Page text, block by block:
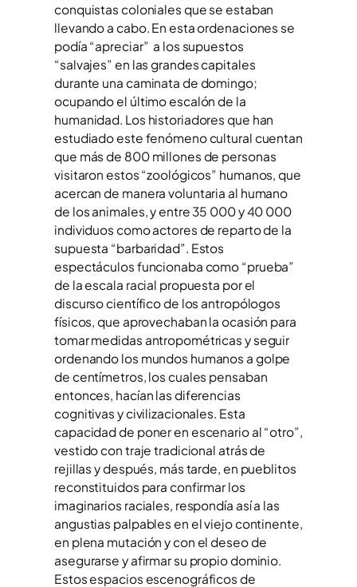
conquistas coloniales que se estaban
llevando a cabo. En esta ordenaciones se
podía “apreciar” a los supuestos
“salvajes” en las grandes capitales
durante una caminata de domingo;
ocupando el último escalón de la
humanidad. Los historiadores que han
estudiado este fenómeno cultural cuentan
que más de 800 millones de personas
visitaron estos “zoológicos” humanos, que
acercan de manera voluntaria al humano
de los animales, y entre 35 000 y 40 000
individuos como actores de reparto de la
supuesta “barbaridad”. Estos
espectáculos funcionaba como “prueba”
de la escala racial propuesta por el
discurso científico de los antropólogos
físicos, que aprovechaban la ocasión para
tomar medidas antropométricas y seguir
ordenando los mundos humanos a golpe
de centímetros, los cuales pensaban
entonces, hacían las diferencias
cognitivas y civilizacionales. Esta
capacidad de poner en escenario al “otro”,
vestido con traje tradicional atrás de
rejillas y después, más tarde, en pueblitos
reconstituidos para confirmar los
imaginarios raciales, respondía así a las
angustias palpables en el viejo continente,
en plena mutación y con el deseo de
asegurarse y afirmar su propio dominio.
Estos espacios escenográficos de